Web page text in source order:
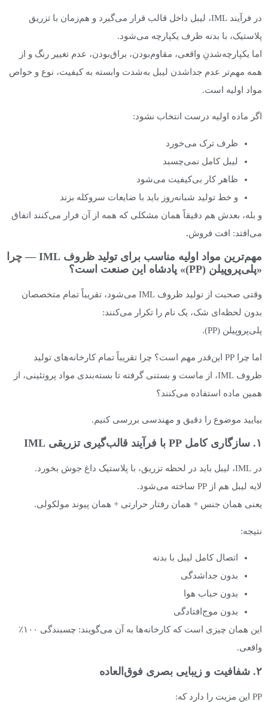
در فرآیند IML، لیبل داخل قالب قرار می‌گیرد و هم‌زمان با تزریق
پلاستیک، با بدنه ظرف یکپارچه می‌شود.
اما یکپارچه‌شدنِ واقعی، مقاوم‌بودن، براق‌بودن، عدم تغییر رنگ و از
همه مهم‌تر عدم جداشدن لیبل به‌شدت وابسته به کیفیت، نوع و خواص
مواد اولیه است.
اگر ماده اولیه درست انتخاب نشود:
ظرف ترک می‌خورد
لیبل کامل نمی‌چسبد
ظاهر کار بی‌کیفیت می‌شود
و خط تولید شبانه‌روز باید با ضایعات سروکله بزند
و بله، بعدش هم دقیقاً همان مشکلی که همه از آن فرار می‌کنند اتفاق
می‌افتد: افت فروش.
مهم‌ترین مواد اولیه مناسب برای تولید ظروف IML — چرا
«پلی‌پروپیلن (PP)» پادشاه این صنعت است؟
وقتی صحبت از تولید ظروف IML می‌شود، تقریباً تمام متخصصان
بدون لحظه‌ای شک، یک نام را تکرار می‌کنند:
پلی‌پروپیلن (PP).
اما چرا PP این‌قدر مهم است؟ چرا تقریباً تمام کارخانه‌های تولید
ظروف IML، از ماست و بستنی گرفته تا بسته‌بندی مواد پروتئینی، از
همین ماده استفاده می‌کنند؟
بیایید موضوع را دقیق و مهندسی بررسی کنیم.
۱. سازگاری کامل PP با فرآیند قالب‌گیری تزریقی IML
در IML، لیبل باید در لحظه تزریق، با پلاستیک داغ جوش بخورد.
لایه لیبل هم از PP ساخته می‌شود.
یعنی همان جنس + همان رفتار حرارتی + همان پیوند مولکولی.
نتیجه:
اتصال کامل لیبل با بدنه
بدون جداشدگی
بدون حباب هوا
بدون موج‌افتادگی
این همان چیزی است که کارخانه‌ها به آن می‌گویند: چسبندگی ۱۰۰٪
واقعی.
۲. شفافیت و زیبایی بصری فوق‌العاده
PP این مزیت را دارد که: